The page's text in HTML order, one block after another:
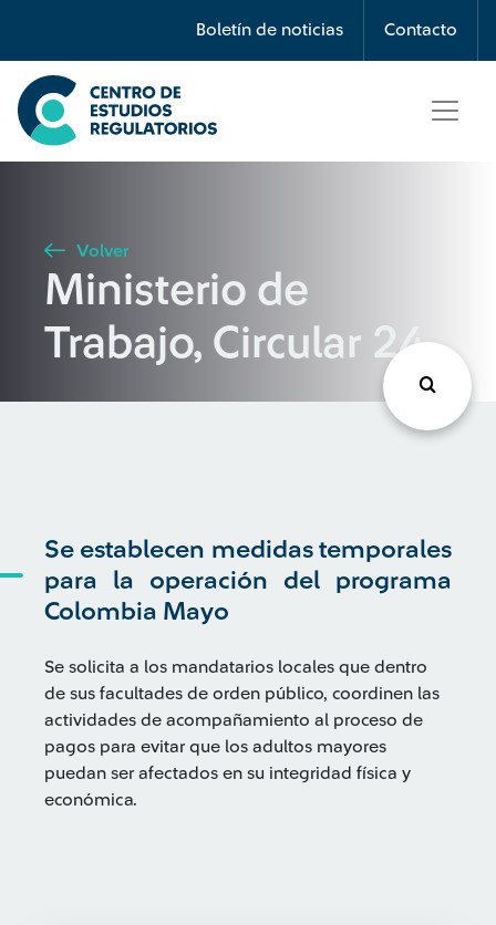
Boletín de noticias Contacto
Búsqueda
Seleccione país
Buscar
Volver
Ministerio de
Trabajo, Circular 24
Se establecen medidas temporales
para la operación del programa
Colombia Mayo
Se solicita a los mandatarios locales que dentro
de sus facultades de orden público, coordinen las
actividades de acompañamiento al proceso de
pagos para evitar que los adultos mayores
puedan ser afectados en su integridad física y
económica.